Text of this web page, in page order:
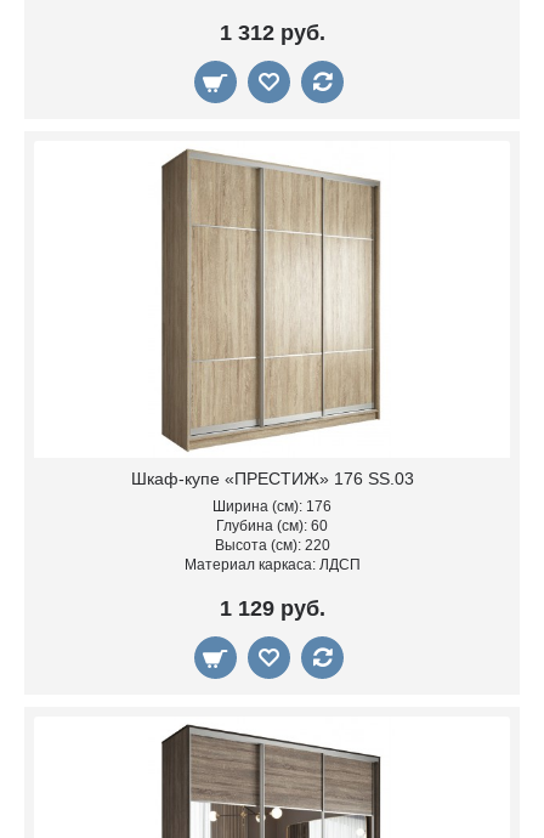
1 312 руб.
Шкаф-купе «ПРЕСТИЖ» 176 SS.03
Ширина (см): 176
Глубина (см): 60
Высота (см): 220
Материал каркаса: ЛДСП
1 129 руб.